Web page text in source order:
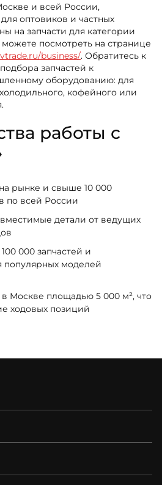
и всей России,
оптовиков и частных
на запчасти для категории
посмотреть на странице
business/. Обратитесь к
запчастей к
оборудованию: для
кофейного или
работы с
рынке и свыше 10 000
по всей России
детали от ведущих
000 запчастей и
популярных моделей
Москве площадью 5 000 м², что
ходовых позиций